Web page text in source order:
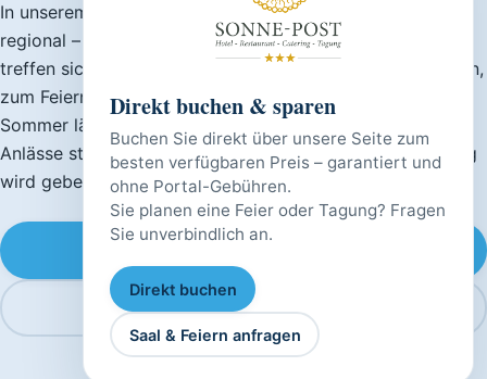
In unserem Restaurant kochen wir bodenständig und
regional – mit Zutaten, die zur Jahreszeit passen. Bei uns
treffen sich Gäste aller Generationen, ob zum Abendessen,
zum Feiern oder zum beliebten Sonntags-Brunch. Im
Sommer lädt die Terrasse zum Verweilen ein, für private
Anlässe steht ein separater Raum bereit. Um Reservierung
wird gebeten.
Speisekarte ansehen (PDF)
Wochen-Aktionen
Direkt buchen & sparen
Buchen Sie direkt über unsere Seite zum
besten verfügbaren Preis – garantiert und
ohne Portal-Gebühren.
Sie planen eine Feier oder Tagung? Fragen
Sie unverbindlich an.
Direkt buchen
Saal & Feiern anfragen